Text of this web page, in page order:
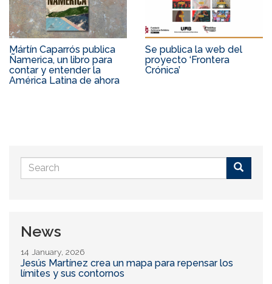
Mártín Caparrós publica
Ñamerica, un libro para
contar y entender la
América Latina de ahora
Se publica la web del
proyecto ‘Frontera
Crónica’
Search
form
News
14 January, 2026
Jesús Martínez crea un mapa para repensar los
límites y sus contornos